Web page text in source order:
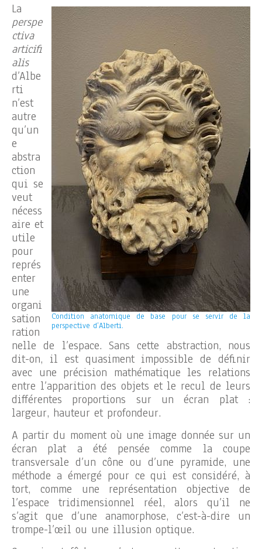
Condition anatomique de base pour se servir de la
perspective d’Alberti.
La
perspe
ctiva
articifi
alis
d’Albe
rti
n’est
autre
qu’un
e
abstra
ction
qui se
veut
nécess
aire et
utile
pour
représ
enter
une
organi
sation
ration
nelle de l’espace. Sans cette abstraction, nous
dit-on, il est quasiment impossible de définir
avec une précision mathématique les relations
entre l’apparition des objets et le recul de leurs
différentes proportions sur un écran plat :
largeur, hauteur et profondeur.
A partir du moment où une image donnée sur un
écran plat a été pensée comme la coupe
transversale d’un cône ou d’une pyramide, une
méthode a émergé pour ce qui est considéré, à
tort, comme une représentation objective de
l’espace tridimensionnel réel, alors qu’il ne
s’agit que d’une anamorphose, c’est-à-dire un
trompe-l’œil ou une illusion optique.